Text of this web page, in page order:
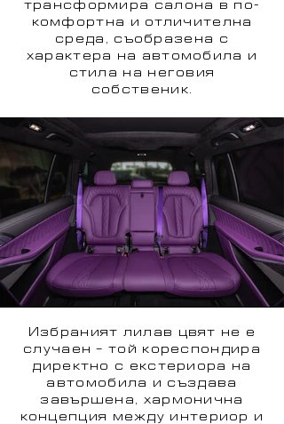
трансформира салона в по-
комфортна и отличителна
среда, съобразена с
характера на автомобила и
стила на неговия
собственик.
Избраният лилав цвят не е
случаен – той кореспондира
директно с екстериора на
автомобила и създава
завършена, хармонична
концепция между интериор и